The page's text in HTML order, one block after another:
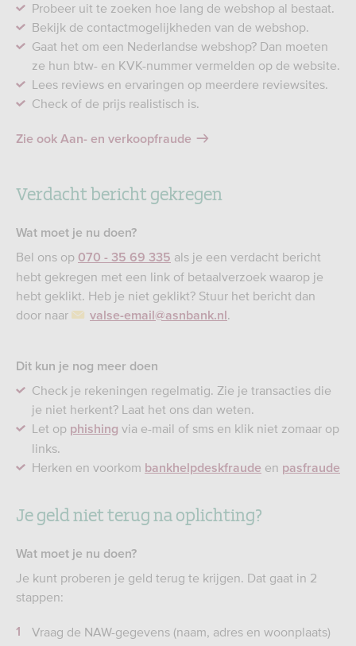
Probeer uit te zoeken hoe lang de webshop al bestaat.
Bekijk de contactmogelijkheden van de webshop.
Gaat het om een Nederlandse webshop? Dan moeten
ze hun btw- en KVK-nummer vermelden op de website.
Lees reviews en ervaringen op meerdere reviewsites.
Check of de prijs realistisch is.
Zie ook Aan- en verkoopfraude
Verdacht bericht gekregen
Wat moet je nu doen?
Bel ons op 070 - 35 69 335 als je een verdacht bericht
hebt gekregen met een link of betaalverzoek waarop je
hebt geklikt. Heb je niet geklikt? Stuur het bericht dan
door naar
valse-email@asnbank.nl .
Dit kun je nog meer doen
Check je rekeningen regelmatig. Zie je transacties die
je niet herkent? Laat het ons dan weten.
Let op phishing via e-mail of sms en klik niet zomaar op
links.
Herken en voorkom bankhelpdeskfraude en pasfraude
Je geld niet terug na oplichting?
Wat moet je nu doen?
Je kunt proberen je geld terug te krijgen. Dat gaat in 2
stappen:
Vraag de NAW-gegevens (naam, adres en woonplaats)